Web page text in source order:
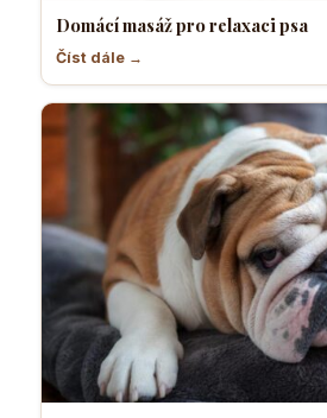
Domácí masáž pro relaxaci psa
Číst dále →